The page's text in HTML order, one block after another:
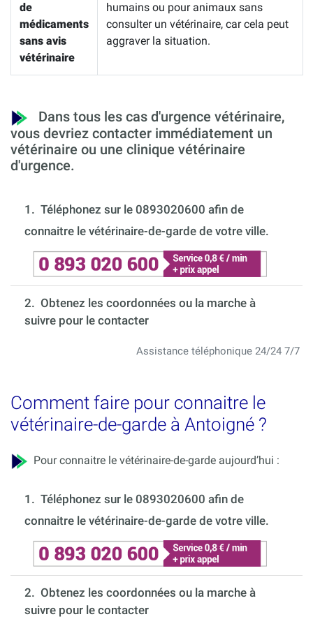
de
médicaments
sans avis
vétérinaire
humains ou pour animaux sans
consulter un vétérinaire, car cela peut
aggraver la situation.
Dans tous les cas d'urgence vétérinaire,
vous devriez contacter immédiatement un
vétérinaire ou une clinique vétérinaire
d'urgence.
1. Téléphonez sur le 0893020600 afin de
connaitre le vétérinaire-de-garde de votre ville.
2. Obtenez les coordonnées ou la marche à
suivre pour le contacter
Assistance téléphonique 24/24 7/7
Comment faire pour connaitre le
vétérinaire-de-garde à Antoigné ?
Pour connaitre le vétérinaire-de-garde aujourd’hui :
1. Téléphonez sur le 0893020600 afin de
connaitre le vétérinaire-de-garde de votre ville.
2. Obtenez les coordonnées ou la marche à
suivre pour le contacter